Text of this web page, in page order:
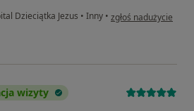
Dzieciątka Jezus • Inny • w opinii użytkownika
zgłoś nadużycie
wizyty